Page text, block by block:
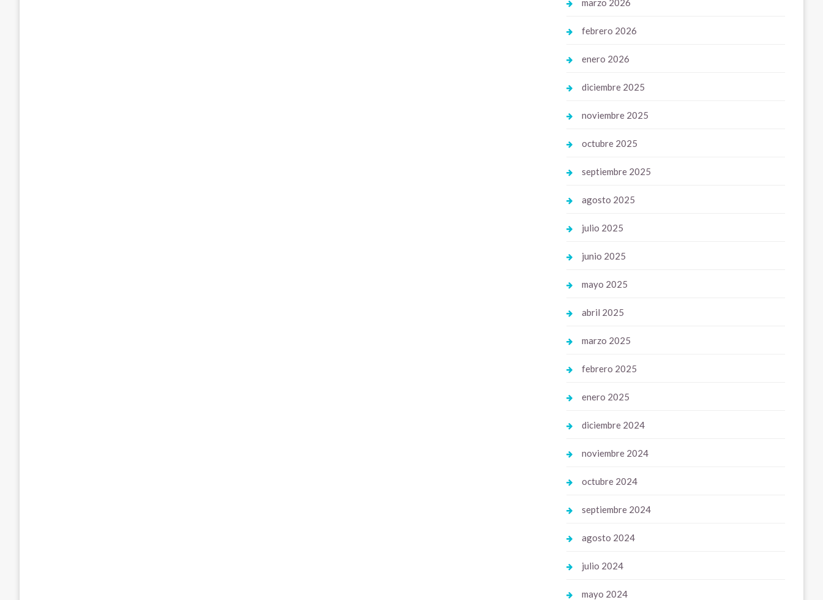
marzo 2026
febrero 2026
enero 2026
diciembre 2025
noviembre 2025
octubre 2025
septiembre 2025
agosto 2025
julio 2025
junio 2025
mayo 2025
abril 2025
marzo 2025
febrero 2025
enero 2025
diciembre 2024
noviembre 2024
octubre 2024
septiembre 2024
agosto 2024
julio 2024
mayo 2024